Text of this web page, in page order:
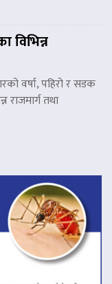
विभिन्न
वर्षा, पहिरो र सडक
तथा